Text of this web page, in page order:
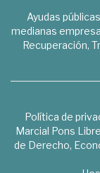
Ayudas
medianas
Recuperación,
Política de
Marcial Pons
de Derecho,